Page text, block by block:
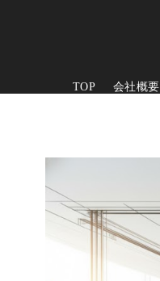
TOP 会社概要